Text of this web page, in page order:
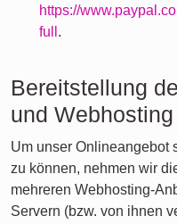
https://
full .
Bereitstellung
und Webhosting
Um unser Onlineangebot
zu können, nehmen wir
mehreren Webhosting-
Servern (bzw. von ihnen